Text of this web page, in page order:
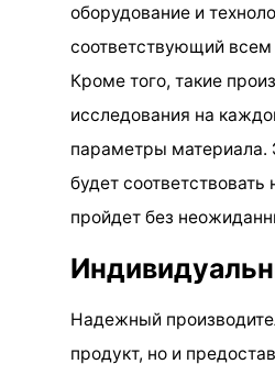
оборудование и
соответствующий
Кроме того, такие
исследования на
параметры материала.
будет
пройдет без
Надежный
продукт, но и